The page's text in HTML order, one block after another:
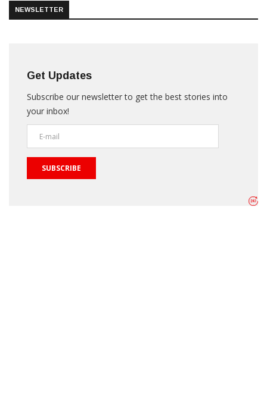
NEWSLETTER
Get Updates
Subscribe our newsletter to get the best stories into
your inbox!
SUBSCRIBE